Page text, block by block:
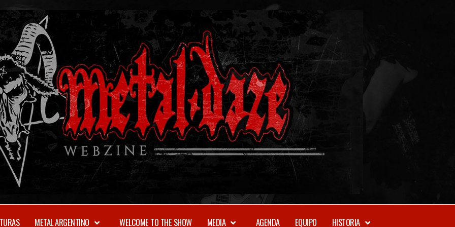
WEBZINE
METAL ARGENTINO WELCOME TO THE SHOW MEDIA AGENDA EQUIPO HISTORIA